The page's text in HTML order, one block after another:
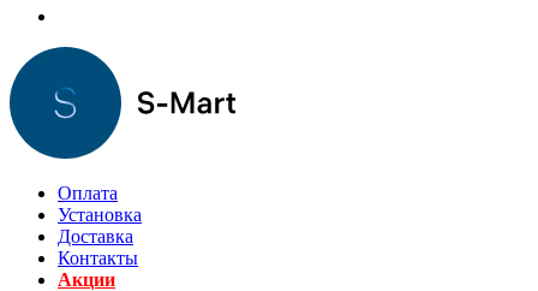
Оплата
Установка
Доставка
Контакты
Акции